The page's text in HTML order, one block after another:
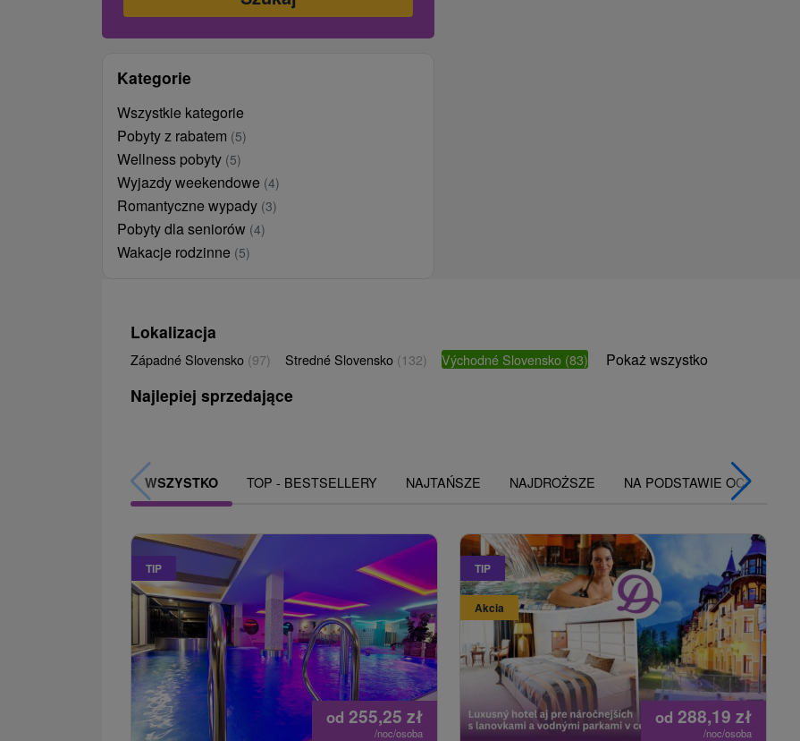
Kategorie
Wszystkie kategorie
Pobyty z rabatem (5)
Wellness pobyty (5)
Wyjazdy weekendowe (4)
Romantyczne wypady (3)
Pobyty dla seniorów (4)
Wakacje rodzinne (5)
Lokalizacja
Západné Slovensko (97) Stredné Slovensko (132) Východné Slovensko (83) Pokaż wszystko
Najlepiej sprzedające
WSZYSTKO TOP - BESTSELLERY NAJTAŃSZE NAJDROŻSZE NA PODSTAWIE OCENY
TIP
od 255,25 zł
/noc/osoba
TIP
Akcia
od 288,19 zł
/noc/osoba